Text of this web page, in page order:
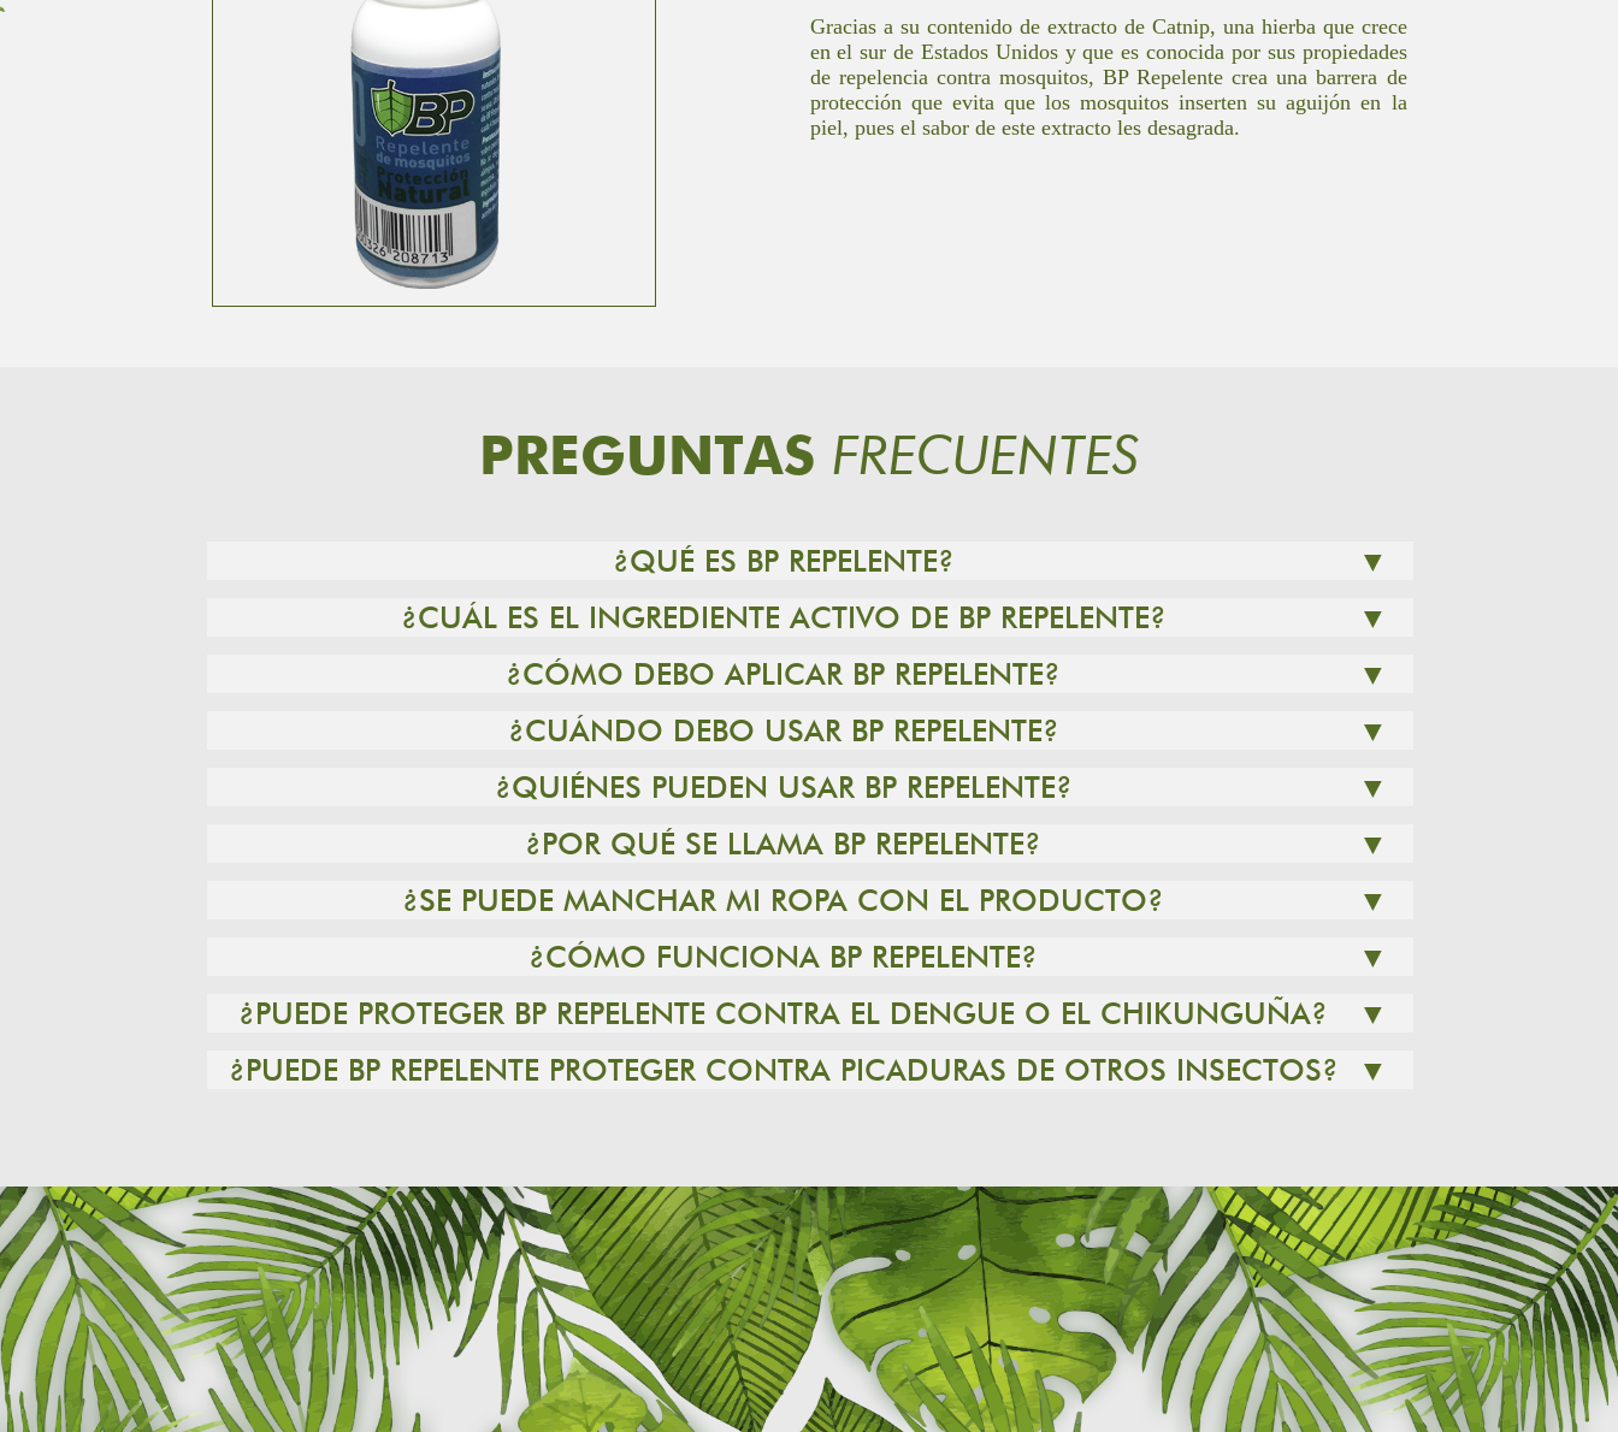
Gracias a su contenido de extracto de Catnip, una hierba que crece
en el sur de Estados Unidos y que es conocida por sus propiedades
de repelencia contra mosquitos, BP Repelente crea una barrera de
protección que evita que los mosquitos inserten su aguijón en la
piel, pues el sabor de este extracto les desagrada.
PREGUNTAS FRECUENTES
¿QUÉ ES BP REPELENTE?
▼
¿CUÁL ES EL INGREDIENTE ACTIVO DE BP REPELENTE?
▼
¿CÓMO DEBO APLICAR BP REPELENTE?
▼
¿CUÁNDO DEBO USAR BP REPELENTE?
▼
¿QUIÉNES PUEDEN USAR BP REPELENTE?
▼
¿POR QUÉ SE LLAMA BP REPELENTE?
▼
¿SE PUEDE MANCHAR MI ROPA CON EL PRODUCTO?
▼
¿CÓMO FUNCIONA BP REPELENTE?
▼
¿PUEDE PROTEGER BP REPELENTE CONTRA EL DENGUE O EL CHIKUNGUÑA?
▼
¿PUEDE BP REPELENTE PROTEGER CONTRA PICADURAS DE OTROS INSECTOS?
▼